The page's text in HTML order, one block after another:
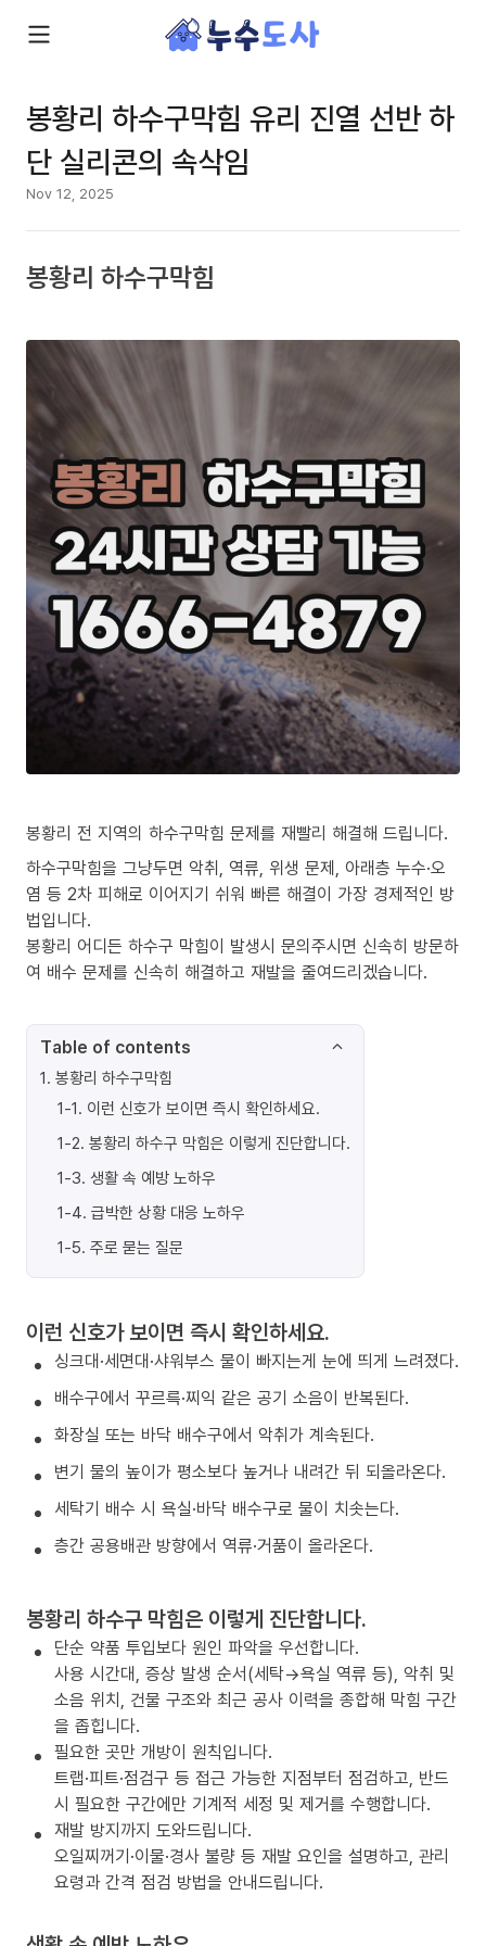
봉황리 하수구막힘 유리 진열 선반 하
단 실리콘의 속삭임
Nov 12, 2025
봉황리 하수구막힘
봉황리 전 지역의 하수구막힘 문제를 재빨리 해결해 드립니다.
하수구막힘을 그냥두면 악취, 역류, 위생 문제, 아래층 누수·오
염 등 2차 피해로 이어지기 쉬워 빠른 해결이 가장 경제적인 방
법입니다.
봉황리 어디든 하수구 막힘이 발생시 문의주시면 신속히 방문하
여 배수 문제를 신속히 해결하고 재발을 줄여드리겠습니다.
Table of contents
1. 봉황리 하수구막힘
1-1. 이런 신호가 보이면 즉시 확인하세요.
1-2. 봉황리 하수구 막힘은 이렇게 진단합니다.
1-3. 생활 속 예방 노하우
1-4. 급박한 상황 대응 노하우
1-5. 주로 묻는 질문
이런 신호가 보이면 즉시 확인하세요.
싱크대·세면대·샤워부스 물이 빠지는게 눈에 띄게 느려졌다.
배수구에서 꾸르륵·찌익 같은 공기 소음이 반복된다.
화장실 또는 바닥 배수구에서 악취가 계속된다.
변기 물의 높이가 평소보다 높거나 내려간 뒤 되올라온다.
세탁기 배수 시 욕실·바닥 배수구로 물이 치솟는다.
층간 공용배관 방향에서 역류·거품이 올라온다.
봉황리 하수구 막힘은 이렇게 진단합니다.
단순 약품 투입보다 원인 파악을 우선합니다.
사용 시간대, 증상 발생 순서(세탁→욕실 역류 등), 악취 및
소음 위치, 건물 구조와 최근 공사 이력을 종합해 막힘 구간
을 좁힙니다.
필요한 곳만 개방이 원칙입니다.
트랩·피트·점검구 등 접근 가능한 지점부터 점검하고, 반드
시 필요한 구간에만 기계적 세정 및 제거를 수행합니다.
재발 방지까지 도와드립니다.
오일찌꺼기·이물·경사 불량 등 재발 요인을 설명하고, 관리
요령과 간격 점검 방법을 안내드립니다.